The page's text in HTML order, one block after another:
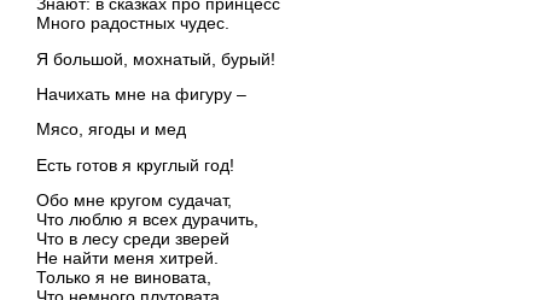
Знают: в сказках про принцесс
Много радостных чудес.
Я большой, мохнатый, бурый!
Начихать мне на фигуру –
Мясо, ягоды и мед
Есть готов я круглый год!
Обо мне кругом судачат,
Что люблю я всех дурачить,
Что в лесу среди зверей
Не найти меня хитрей.
Только я не виновата,